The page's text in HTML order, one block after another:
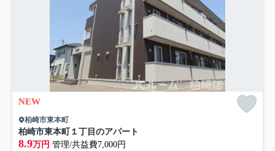
NEW
柏崎市東本町
柏崎市東本町１丁目のアパート
8.9万円 管理/共益費7,000円